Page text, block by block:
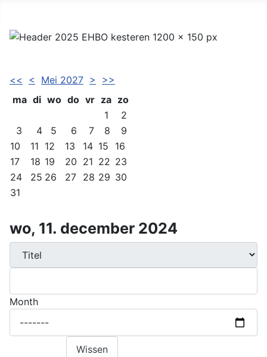
<< < Mei 2027 >
>>
ma di wo do vr za zo
1
2
3
4 5 6 7 8
9
10
11 12 13 14 15
16
17
18 19 20 21 22 23
24
25 26 27 28 29 30
31
Download PDF
wo, 11. december 2024
Month
Wissen